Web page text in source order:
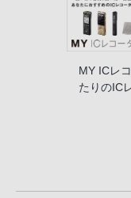
MY ICレ
たりのIC